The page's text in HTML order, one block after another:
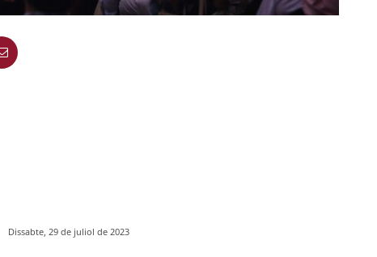
Dissabte, 29 de juliol de 2023